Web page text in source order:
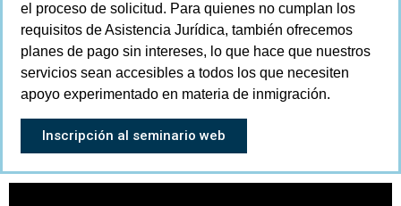
el proceso de solicitud. Para quienes no cumplan los
requisitos de Asistencia Jurídica, también ofrecemos
planes de pago sin intereses, lo que hace que nuestros
servicios sean accesibles a todos los que necesiten
apoyo experimentado en materia de inmigración.
Inscripción al seminario web